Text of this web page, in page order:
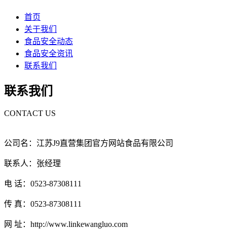
首页
关于我们
食品安全动态
食品安全资讯
联系我们
联系我们
CONTACT US
公司名：江苏J9直营集团官方网站食品有限公司
联系人：张经理
电 话：0523-87308111
传 真：0523-87308111
网 址：http://www.linkewangluo.com